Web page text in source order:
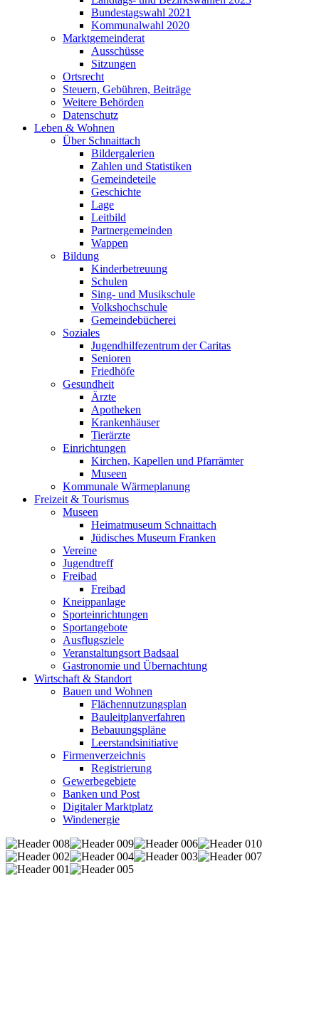
Bundestagswahl 2021
Kommunalwahl 2020
Marktgemeinderat
Ausschüsse
Sitzungen
Ortsrecht
Steuern, Gebühren, Beiträge
Weitere Behörden
Datenschutz
Leben & Wohnen
Über Schnaittach
Bildergalerien
Zahlen und Statistiken
Gemeindeteile
Geschichte
Lage
Leitbild
Partnergemeinden
Wappen
Bildung
Kinderbetreuung
Schulen
Sing- und Musikschule
Volkshochschule
Gemeindebücherei
Soziales
Jugendhilfezentrum der Caritas
Senioren
Friedhöfe
Gesundheit
Ärzte
Apotheken
Krankenhäuser
Tierärzte
Einrichtungen
Kirchen, Kapellen und Pfarrämter
Museen
Kommunale Wärmeplanung
Freizeit & Tourismus
Museen
Heimatmuseum Schnaittach
Jüdisches Museum Franken
Vereine
Jugendtreff
Freibad
Freibad
Kneippanlage
Sporteinrichtungen
Sportangebote
Ausflugsziele
Veranstaltungsort Badsaal
Gastronomie und Übernachtung
Wirtschaft & Standort
Bauen und Wohnen
Flächennutzungsplan
Bauleitplanverfahren
Bebauungspläne
Leerstandsinitiative
Firmenverzeichnis
Registrierung
Gewerbegebiete
Banken und Post
Digitaler Marktplatz
Windenergie